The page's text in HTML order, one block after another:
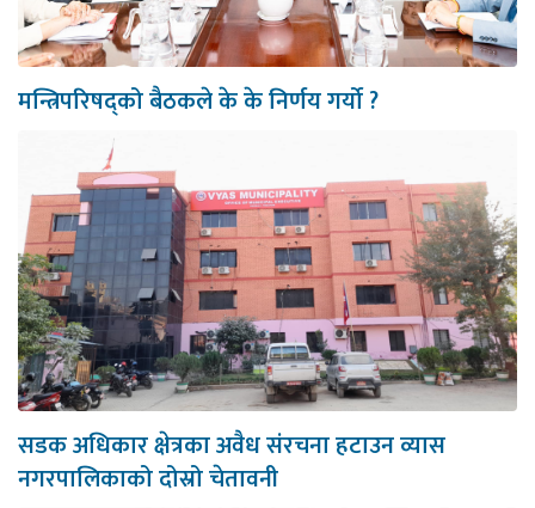
मन्त्रिपरिषद्को बैठकले के के निर्णय गर्यो ?
सडक अधिकार क्षेत्रका अवैध संरचना हटाउन व्यास
नगरपालिकाको दोस्रो चेतावनी